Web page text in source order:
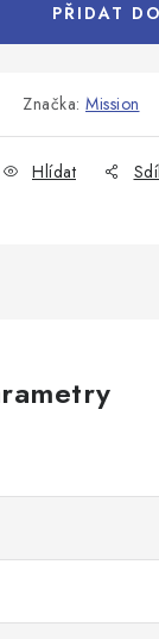
PŘIDAT
Značka: Mission
Hlídat